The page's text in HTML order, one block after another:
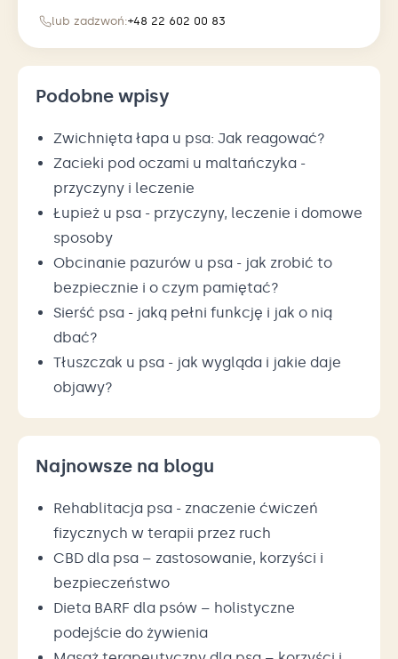
lub zadzwoń:+48 22 602 00 83
Podobne wpisy
Zwichnięta łapa u psa: Jak reagować?
Zacieki pod oczami u maltańczyka -
przyczyny i leczenie
Łupież u psa - przyczyny, leczenie i domowe
sposoby
Obcinanie pazurów u psa - jak zrobić to
bezpiecznie i o czym pamiętać?
Sierść psa - jaką pełni funkcję i jak o nią
dbać?
Tłuszczak u psa - jak wygląda i jakie daje
objawy?
Najnowsze na blogu
Rehablitacja psa - znaczenie ćwiczeń
fizycznych w terapii przez ruch
CBD dla psa – zastosowanie, korzyści i
bezpieczeństwo
Dieta BARF dla psów – holistyczne
podejście do żywienia